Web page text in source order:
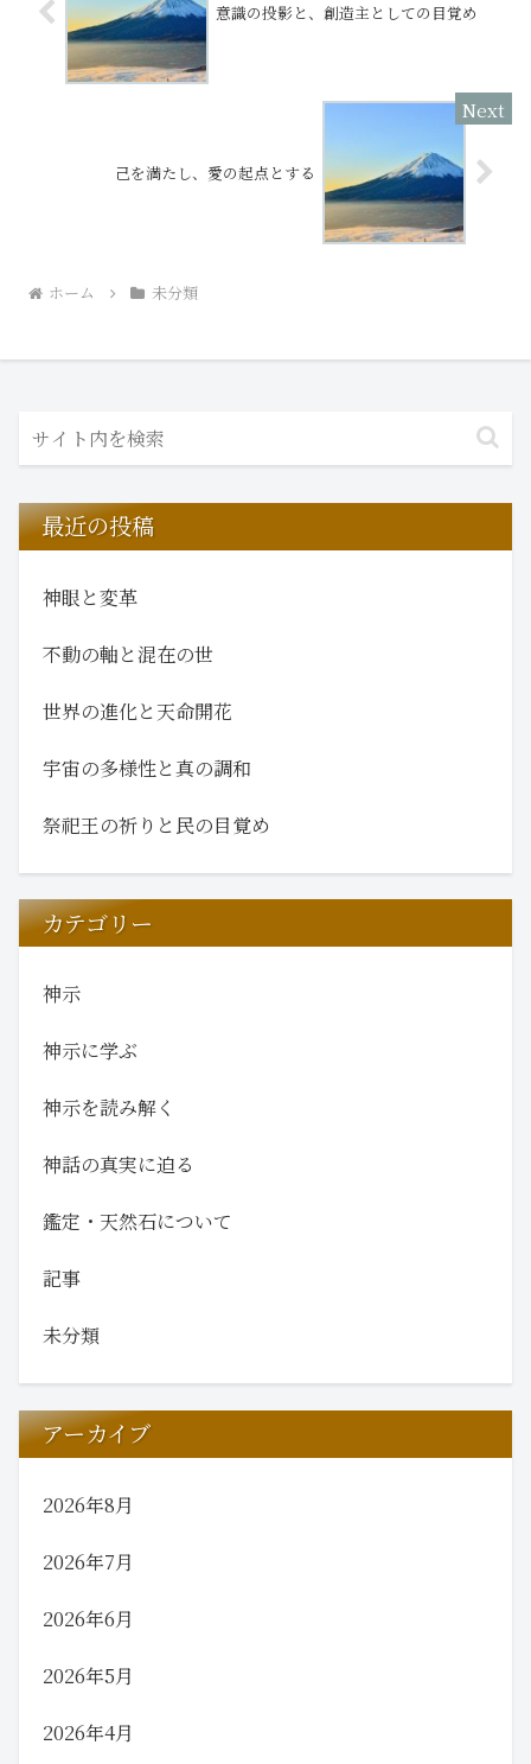
意識の投影と、創造主としての目覚め
己を満たし、愛の起点とする
ホーム 未分類
最近の投稿
神眼と変革
不動の軸と混在の世
世界の進化と天命開花
宇宙の多様性と真の調和
祭祀王の祈りと民の目覚め
カテゴリー
神示
神示に学ぶ
神示を読み解く
神話の真実に迫る
鑑定・天然石について
記事
未分類
アーカイブ
2026年8月
2026年7月
2026年6月
2026年5月
2026年4月